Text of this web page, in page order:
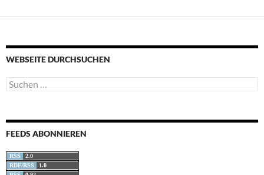
WEBSEITE DURCHSUCHEN
Suchen
nach:
FEEDS ABONNIEREN
RSS
2.0
RDF/RSS
1.0